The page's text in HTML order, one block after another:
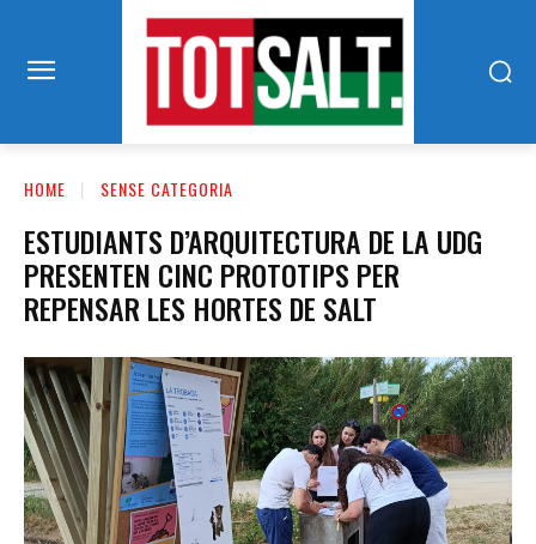
HOME SENSE CATEGORIA
ESTUDIANTS D’ARQUITECTURA DE LA UDG
PRESENTEN CINC PROTOTIPS PER
REPENSAR LES HORTES DE SALT